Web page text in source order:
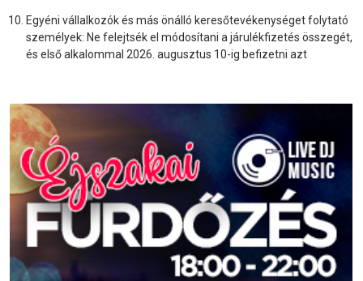
Egyéni vállalkozók és más önálló keresőtevékenységet folytató
személyek: Ne felejtsék el módosítani a járulékfizetés összegét,
és első alkalommal 2026. augusztus 10-ig befizetni azt